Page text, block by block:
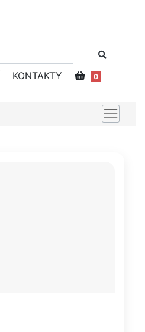
KONTAKTY 0